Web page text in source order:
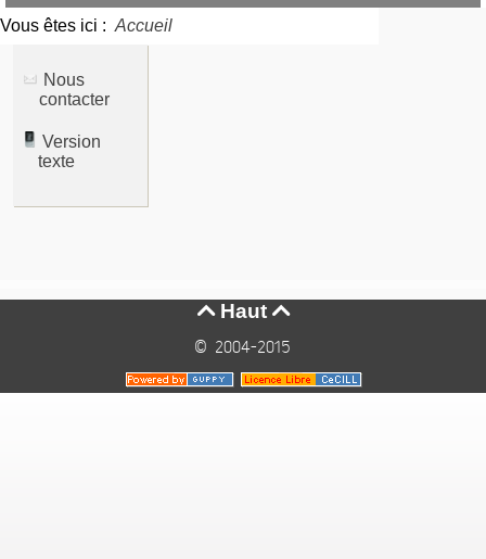
Vous êtes ici : Accueil
Nous
contacter
Version
texte
Haut 
© 2004-2015